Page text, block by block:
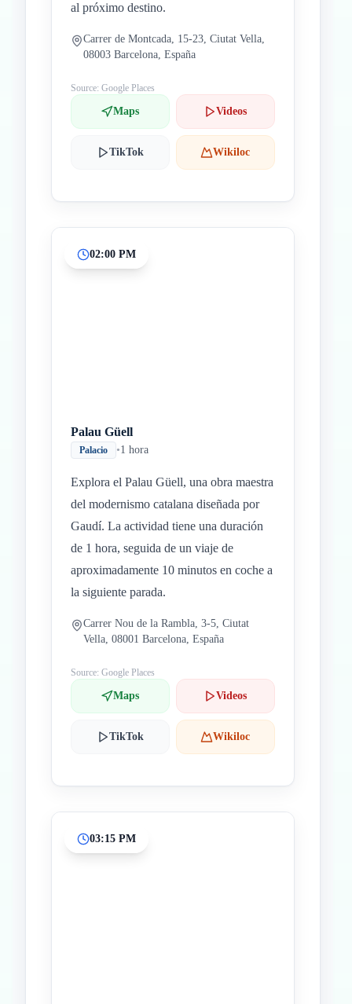
al próximo destino.
Carrer de Montcada, 15-23, Ciutat Vella,
08003 Barcelona, España
Source: Google Places
Maps Videos
TikTok Wikiloc
02:00 PM
Palau Güell
Palacio •1 hora
Explora el Palau Güell, una obra maestra
del modernismo catalana diseñada por
Gaudí. La actividad tiene una duración
de 1 hora, seguida de un viaje de
aproximadamente 10 minutos en coche a
la siguiente parada.
Carrer Nou de la Rambla, 3-5, Ciutat
Vella, 08001 Barcelona, España
Source: Google Places
Maps Videos
TikTok Wikiloc
03:15 PM